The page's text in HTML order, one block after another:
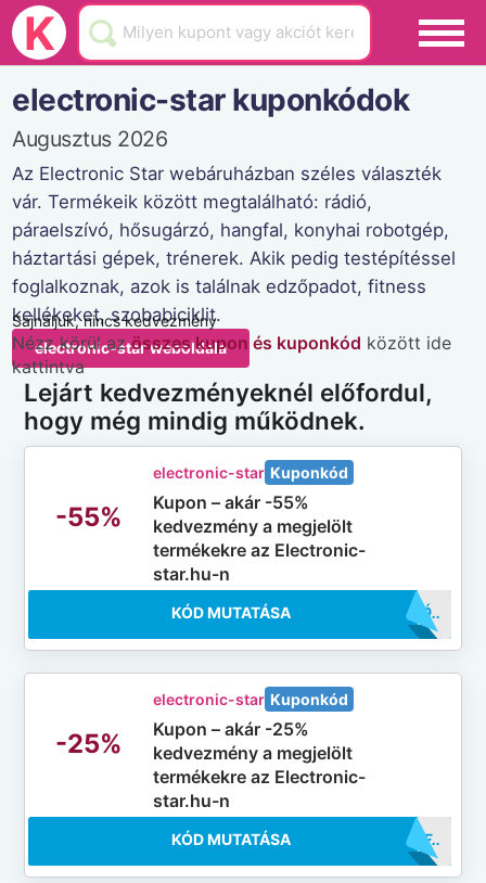
K
Black Friday
Hamarosan lejár
Üzletek
Blog
Akciók
electronic-star kuponkódok
Augusztus 2026
Az Electronic Star webáruházban széles választék
vár. Termékeik között megtalálható: rádió,
páraelszívó, hősugárzó, hangfal, konyhai robotgép,
háztartási gépek, trénerek. Akik pedig testépítéssel
foglalkoznak, azok is találnak edzőpadot, fitness
kellékeket, szobabiciklit.
electronic-star weboldala
Sajnáljuk, nincs kedvezmény
Nézz körül azösszes kupon és kuponkód között ide
kattintva
Lejárt kedvezményeknél előfordul,
hogy még mindig működnek.
-55%
electronic-star Kuponkód
Kupon – akár -55%
kedvezmény a megjelölt
termékekre az Electronic-
star.hu-n
KÓD MUTATÁSA ..ATÓ
-25%
electronic-star Kuponkód
Kupon – akár -25%
kedvezmény a megjelölt
termékekre az Electronic-
star.hu-n
KÓD MUTATÁSA ..5OFF